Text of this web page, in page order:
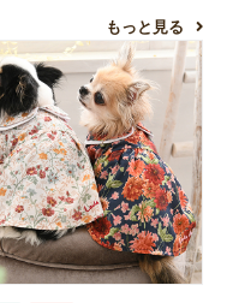
もっと見る